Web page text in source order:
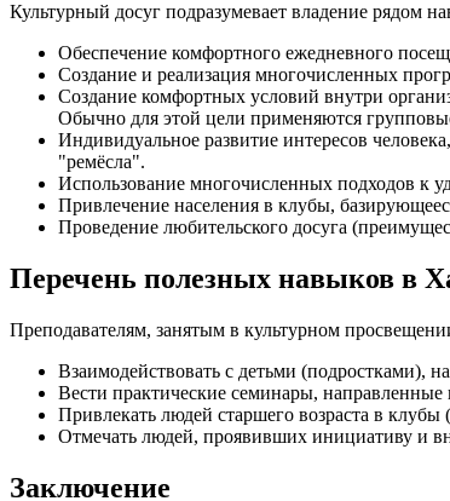
Культурный досуг подразумевает владение рядом
Обеспечение комфортного ежедневного
Создание и реализация многочисленных
Создание комфортных условий внутри
Обычно для этой цели применяются
Индивидуальное развитие интересов
"ремёсла".
Использование многочисленных подходов к
Привлечение населения в клубы,
Проведение любительского досуга
Перечень полезных навыков в
Преподавателям, занятым в культурном
Взаимодействовать с детьми (подростками),
Вести практические семинары,
Привлекать людей старшего возраста в
Отмечать людей, проявивших инициативу и
Заключение